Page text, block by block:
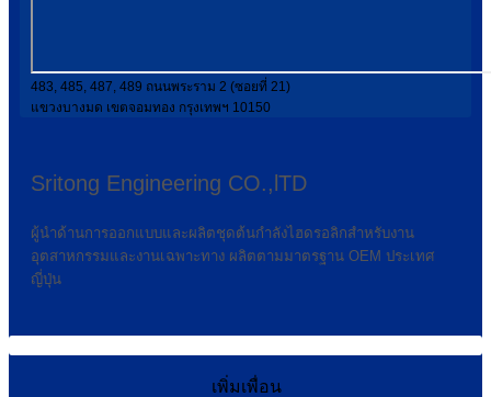
483, 485, 487, 489 ถนนพระราม 2 (ซอยที่ 21)
แขวงบางมด เขตจอมทอง กรุงเทพฯ 10150
Sritong Engineering CO.,lTD
ผู้นำด้านการออกแบบและผลิตชุดต้นกำลังไฮดรอลิกสำหรับงาน
อุตสาหกรรมและงานเฉพาะทาง ผลิตตามมาตรฐาน OEM ประเทศ
ญี่ปุ่น
เพิ่มเพื่อน